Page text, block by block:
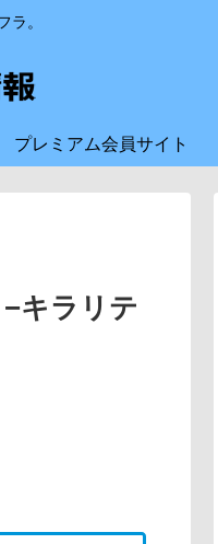
ラ。
プレミアム会員サイト
キラリテ